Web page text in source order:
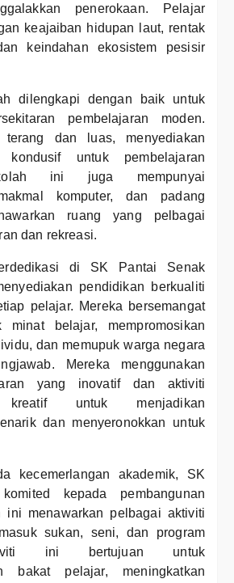
penerokaan. Pelajar
keajaiban hidupan laut, rentak
keindahan ekosistem pesisir
dilengkapi dengan baik untuk
pembelajaran moden.
dan luas, menyediakan
untuk pembelajaran
ini juga mempunyai
komputer, dan padang
ruang yang pelbagai
dan rekreasi.
di SK Pantai Senak
pendidikan berkualiti
pelajar. Mereka bersemangat
minat belajar, mempromosikan
dan memupuk warga negara
Mereka menggunakan
yang inovatif dan aktiviti
kreatif untuk menjadikan
dan menyeronokkan untuk
kecemerlangan akademik, SK
kepada pembangunan
ini menawarkan pelbagai aktiviti
sukan, seni, dan program
ini bertujuan untuk
bakat pelajar, meningkatkan